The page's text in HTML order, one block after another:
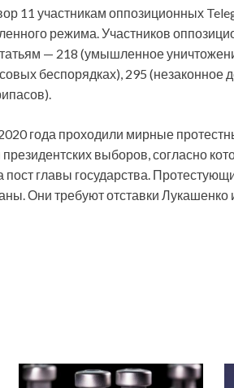
11 участникам оппозиционных
режима. Участников
— 218 (умышленное
беспорядках), 295 (незаконное
года проходили мирные
выборов, согласно
главы государства.
Они требуют отставки